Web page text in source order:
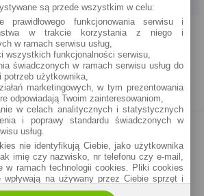
O NAS REKLAMA REGULAMIN
POLITYKA COOKIES ZASADY PLASOWANIA
są przede wszystkim w celu:
prawidłowego funkcjonowania serwisu i
w trakcie korzystania z niego i
w ramach serwisu usług,
wszystkich funkcjonalności serwisu,
świadczonych w ramach serwisu usług do
potrzeb użytkownika,
marketingowych, w tym prezentowania
odpowiadają Twoim zainteresowaniom,
w celach analitycznych i statystycznych
i poprawy standardu świadczonych w
usług.
nie identyfikują Ciebie, jako użytkownika
imię czy nazwisko, nr telefonu czy e-mail,
w ramach technologii cookies. Pliki cookies
na używany przez Ciebie sprzęt i